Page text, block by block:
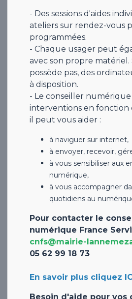
- Des sessions d'aides
ateliers sur rendez-vous
programmées.
- Chaque usager peut
avec son propre matériel.
possède pas, des
à disposition.
- Le conseiller numérique
interventions en fonction
il peut vous aider :
à naviguer sur internet,
à envoyer, recevoir,
à vous sensibiliser aux
numérique,
à vous accompagner
quotidiens au
Pour contacter le
numérique France
cnfs@mairie-
05 62 99 18 73
En savoir plus cliquez
Besoin d'aide pour vos